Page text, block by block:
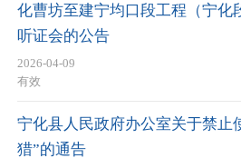
化曹坊至建宁均口段工程（宁化
听证会的公告
2026-04-09
有效
宁化县人民政府办公室关于禁止
猎”的通告